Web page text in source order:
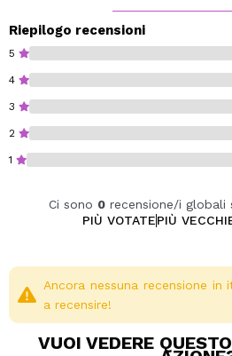
Contiene 20 bastoncini.
Riepilogo recensioni
5
4
3
2
1
Ci sono 0 recensione/i
PIÙ VOTATEPIÙ
Ancora nessuna recensione in
a recensire!
VUOI VEDERE